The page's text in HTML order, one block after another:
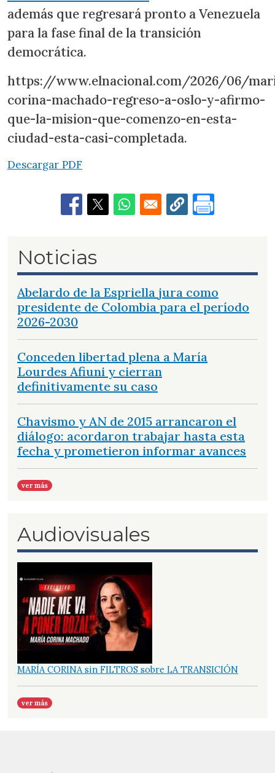
además que regresará pronto a Venezuela
para la fase final de la transición
democrática.
https://www.elnacional.com/2026/06/
corina-machado-regreso-a-oslo-y-afirmo-
que-la-mision-que-comenzo-en-esta-
ciudad-esta-casi-completada.
Descargar PDF
Noticias
Abelardo de la Espriella jura como
presidente de Colombia para el período
2026-2030
Conceden libertad plena a María
Lourdes Afiuni y cierran
definitivamente su caso
Chavismo y AN de 2015 arrancaron el
diálogo: acordaron trabajar hasta esta
fecha y prometieron informar avances
ver más
Audiovisuales
MARÍA CORINA sin FILTROS sobre LA TRANSICIÓN
ver más